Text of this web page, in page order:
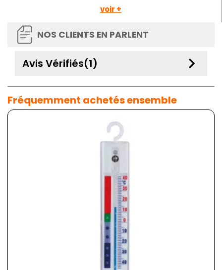
voir +
NOS CLIENTS EN PARLENT
Avis Vérifiés(1) keyboard_arrow_down
Fréquemment achetés ensemble